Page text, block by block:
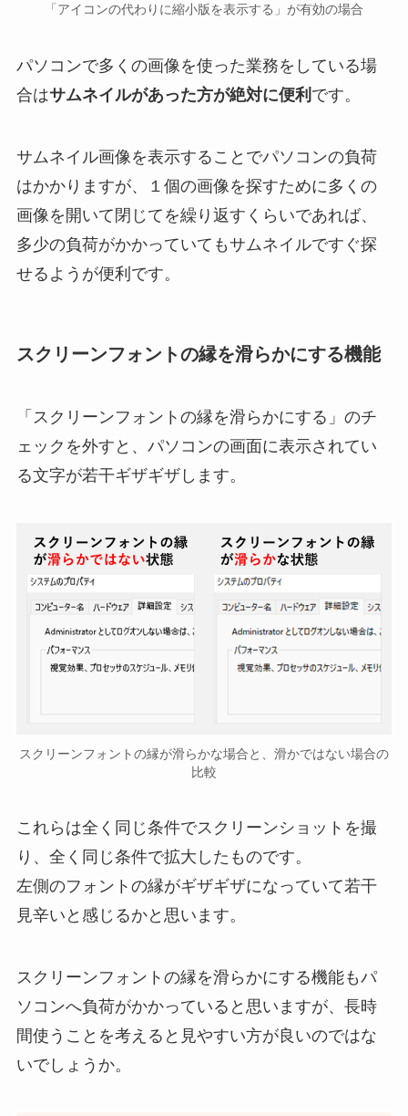
「アイコンの代わりに縮小版を表示する」が有効の場合
パソコンで多くの画像を使った業務をしている場
合はサムネイルがあった方が絶対に便利 です。
サムネイル画像を表示することでパソコンの負荷
はかかりますが、１個の画像を探すために多くの
画像を開いて閉じてを繰り返すくらいであれば、
多少の負荷がかかっていてもサムネイルですぐ探
せるようが便利です。
スクリーンフォントの縁を滑らかにする機能
「スクリーンフォントの縁を滑らかにする」のチ
ェックを外すと、パソコンの画面に表示されてい
る文字が若干ギザギザします。
スクリーンフォントの縁が滑らかな場合と、滑かではない場合の
比較
これらは全く同じ条件でスクリーンショットを撮
り、全く同じ条件で拡大したものです。
左側のフォントの縁がギザギザになっていて若干
見辛いと感じるかと思います。
スクリーンフォントの縁を滑らかにする機能もパ
ソコンへ負荷がかかっていると思いますが、長時
間使うことを考えると見やすい方が良いのではな
いでしょうか。